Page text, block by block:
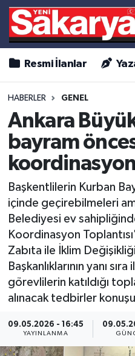
Resmi İlanlar
HABERLER GENEL
Ankara
bayram
Başkentlilerin Kurban
içinde geçirebilmeleri
Belediyesi ev
Koordinasyon
Zabıta ile İklim
Başkanlıklarının yanı
görevlilerin katıldığı
alınacak tedbirler
09.05.2026 - 16:45
YAYINLANMA